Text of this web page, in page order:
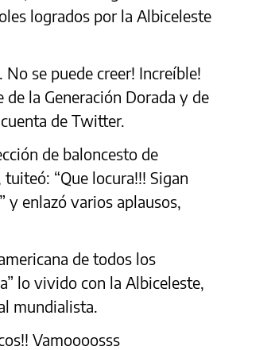
logrados por la Albiceleste
se puede creer! Increíble!
la Generación Dorada y de
de Twitter.
de baloncesto de
“Que locura!!! Sigan
y enlazó varios aplausos,
de todos los
lo vivido con la Albiceleste,
mundialista.
Vamoooosss